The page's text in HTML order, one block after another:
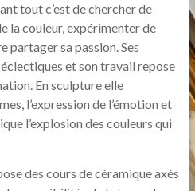
tout c’est de chercher de
la couleur, expérimenter de
partager sa passion. Ses
et son travail repose
En sculpture elle
l’expression de l’émotion et
l’explosion des couleurs qui
des cours de céramique axés